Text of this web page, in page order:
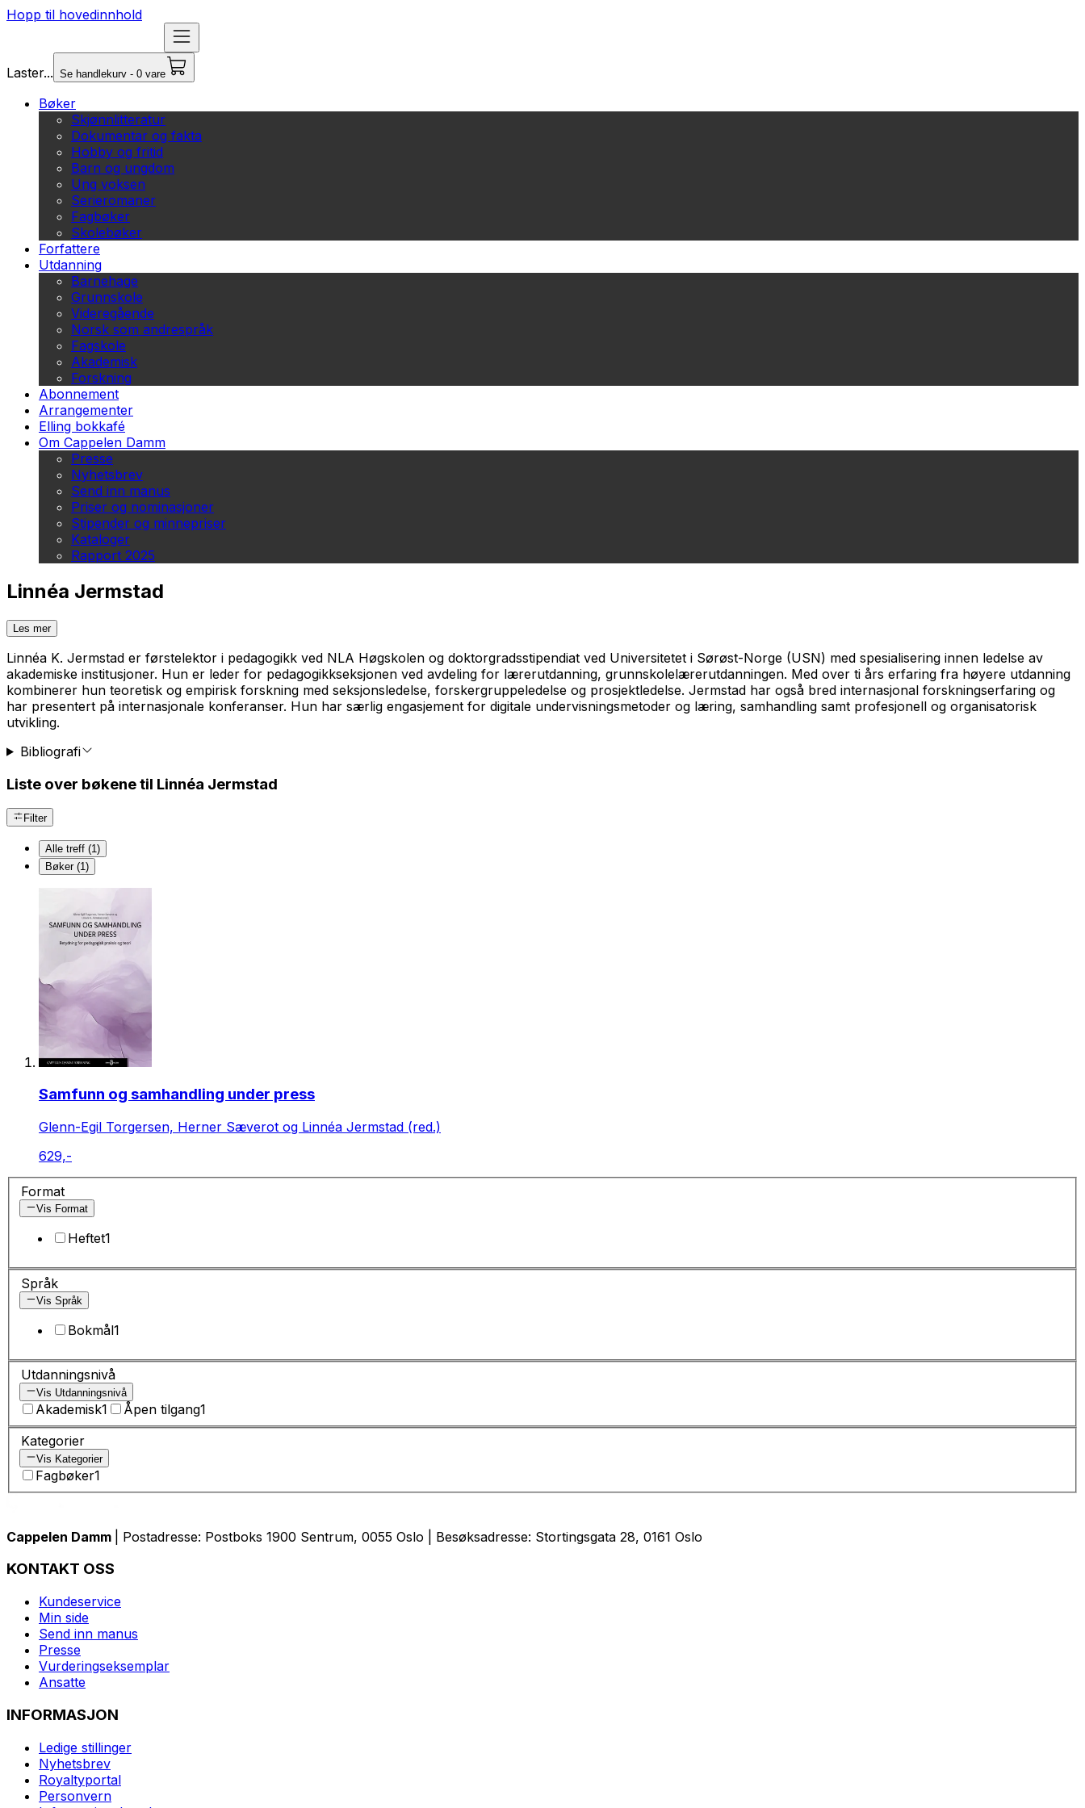
Hopp til hovedinnhold
Laster... Se handlekurv - 0 vare
Bøker
Skjønnlitteratur
Dokumentar og fakta
Hobby og fritid
Barn og ungdom
Ung voksen
Serieromaner
Fagbøker
Skolebøker
Forfattere
Utdanning
Barnehage
Grunnskole
Videregående
Norsk som andrespråk
Fagskole
Akademisk
Forskning
Abonnement
Arrangementer
Elling bokkafé
Om Cappelen Damm
Presse
Nyhetsbrev
Send inn manus
Priser og nominasjoner
Stipender og minnepriser
Kataloger
Rapport 2025
Linnéa Jermstad
Les mer
Linnéa K. Jermstad er førstelektor i pedagogikk ved NLA Høgskolen og doktorgradsstipendiat ved Universitetet i Sørøst-Norge (USN) med spesialisering innen ledelse av
akademiske institusjoner. Hun er leder for pedagogikkseksjonen ved avdeling for lærerutdanning, grunnskolelærerutdanningen. Med over ti års erfaring fra høyere utdanning
kombinerer hun teoretisk og empirisk forskning med seksjonsledelse, forskergruppeledelse og prosjektledelse. Jermstad har også bred internasjonal forskningserfaring og
har presentert på internasjonale konferanser. Hun har særlig engasjement for digitale undervisningsmetoder og læring, samhandling samt profesjonell og organisatorisk
utvikling.
Bibliografi
Liste over bøkene til Linnéa Jermstad
Filter
Alle treff (1)
Bøker (1)
Samfunn og samhandling under press
Glenn-Egil Torgersen, Herner Sæverot og Linnéa Jermstad (red.)
629,-
Format
Vis Format
Heftet1
Språk
Vis Språk
Bokmål1
Utdanningsnivå
Vis Utdanningsnivå
Akademisk1 Åpen tilgang1
Kategorier
Vis Kategorier
Fagbøker1
Cappelen Damm | Postadresse: Postboks 1900 Sentrum, 0055 Oslo | Besøksadresse: Stortingsgata 28, 0161 Oslo
KONTAKT OSS
Kundeservice
Min side
Send inn manus
Presse
Vurderingseksemplar
Ansatte
INFORMASJON
Ledige stillinger
Nyhetsbrev
Royaltyportal
Personvern